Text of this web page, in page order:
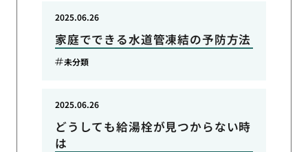
家庭でできる水道管凍結の予防方法
2025.06.26
未分類
どうしても給湯栓が見つからない時
は
2025.06.26